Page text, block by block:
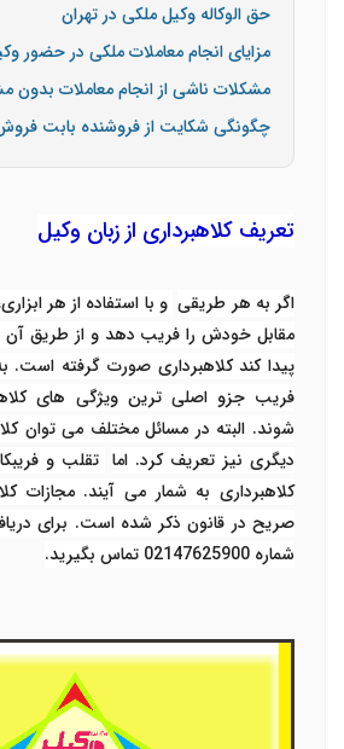
حق الوکاله وکیل ملکی در تهران
مزایای انجام معاملات ملکی در حضور
مشکلات ناشی از انجام معاملات بدون
چگونگی شکایت از فروشنده بابت
تعریف کلاهبرداری از زبان وکیل
اگر به هر طریقی و با استفاده از هر
مقابل خودش را فریب دهد و از طریق
پیدا کند کلاهبرداری صورت گرفته است.
فریب جزو اصلی ترین ویژگی های
شوند. البته در مسائل مختلف می توان
دیگری نیز تعریف کرد. اما تقلب و
کلاهبرداری به شمار می آیند. مجازات
صریح در قانون ذکر شده است. برای
شماره 02147625900 تماس بگیرید.